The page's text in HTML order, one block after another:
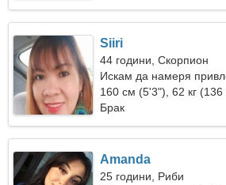
Siiri
44 години, Скорпион
Искам да намеря
160 см (5'3"), 62 кг (136
Брак
Amanda
25 години, Риби